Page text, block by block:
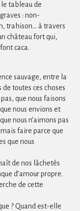
le tableau de
: non-
trahison… à travers
château fort qui,
caca.
sauvage, entre la
toutes ces choses
que nous faisons
nous envions et
nous n’aimons pas
faire parce que
que nous
de nos lâchetés
d’amour propre.
de cette
? Quand est-elle